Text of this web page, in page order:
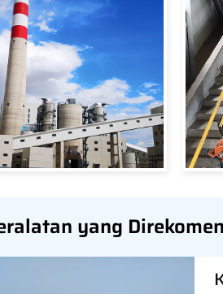
yang